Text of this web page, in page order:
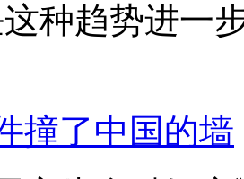
种趋势进一
撞了中国的墙